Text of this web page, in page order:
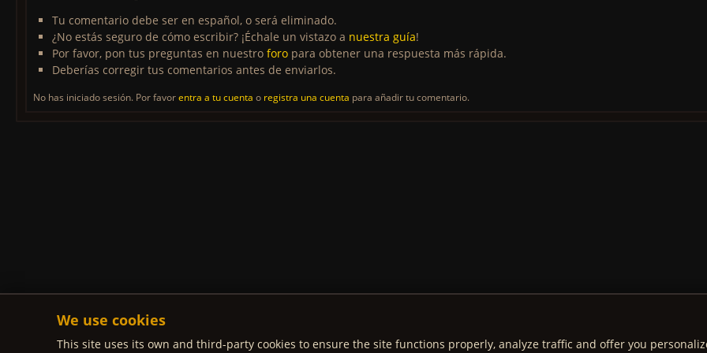
Tu comentario debe ser en español, o será eliminado.
¿No estás seguro de cómo escribir? ¡Échale un vistazo a nuestra guía!
Por favor, pon tus preguntas en nuestro foro para obtener una respuesta más rápida.
Deberías corregir tus comentarios antes de enviarlos.
No has iniciado sesión. Por favorentra a tu cuenta o registra una cuenta para añadir tu comentario.
We use cookies
This site uses its own and third-party cookies to ensure the site functions properly, analyze traffic and offer you